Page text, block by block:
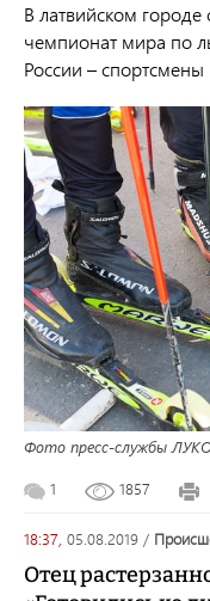
В латвийском городе
чемпионат мира по
России – спортсмены
Фото пресс-службы
1 1857
18:37, 05.08.2019 /
Отец